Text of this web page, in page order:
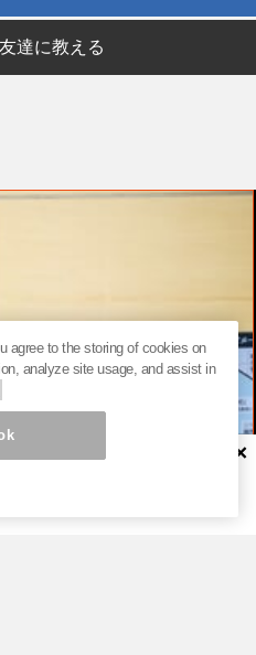
達に教える
×
agree to the storing of cookies on
analyze site usage, and assist in